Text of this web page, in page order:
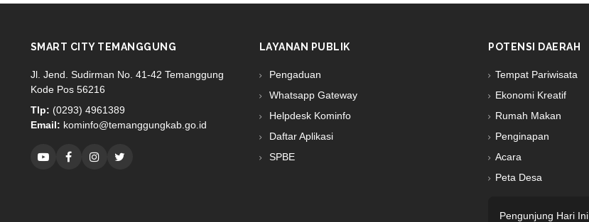
SMART CITY TEMANGGUNG
Jl. Jend. Sudirman No. 41-42 Temanggung
Kode Pos 56216
Tlp: (0293) 4961389
Email: kominfo@temanggungkab.go.id
LAYANAN PUBLIK
Pengaduan
Whatsapp Gateway
Helpdesk Kominfo
Daftar Aplikasi
SPBE
POTENSI DAERAH
Tempat Pariwisata
Ekonomi Kreatif
Rumah Makan
Penginapan
Acara
Peta Desa
Pengunjung Hari Ini